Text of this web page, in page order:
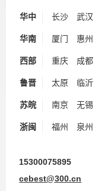
华中 长沙 武汉
华南 厦门 惠州
西部 重庆 成都
鲁晋 太原 临沂
苏皖 南京 无锡
浙闽 福州 泉州
15300075895
cebest@300.cn